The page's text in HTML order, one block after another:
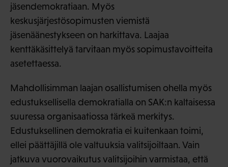
jäsendemokratiaan. Myös
keskusjärjestösopimusten viemistä
jäsenäänestykseen on harkittava. Laajaa
kenttäkäsittelyä tarvitaan myös sopimustavoitteita
asetettaessa.
Mahdollisimman laajan osallistumisen ohella myös
edustuksellisella demokratialla on SAK:n kaltaisessa
suuressa organisaatiossa tärkeä merkitys.
Edustuksellinen demokratia ei kuitenkaan toimi,
ellei päättäjillä ole valtuuksia valitsijoiltaan. Vain
jatkuva vuorovaikutus valitsijoihin varmistaa, että